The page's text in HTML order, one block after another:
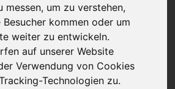
messen, um zu verstehen,
Besucher kommen oder um
weiter zu entwickeln.
auf unserer Website
Verwendung von Cookies
Technologien zu.